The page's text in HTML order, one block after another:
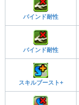
バインド耐性
バインド耐性
スキルブースト+